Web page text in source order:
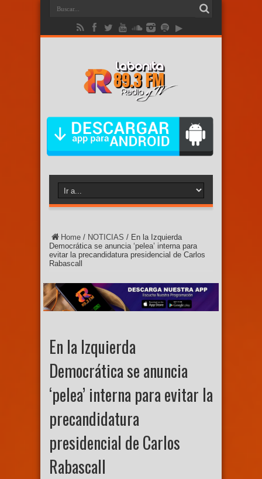
Home / NOTICIAS / En la Izquierda
Democrática se anuncia ‘pelea’ interna para
evitar la precandidatura presidencial de Carlos
Rabascall
En la Izquierda
Democrática se anuncia
‘pelea’ interna para evitar la
precandidatura
presidencial de Carlos
Rabascall